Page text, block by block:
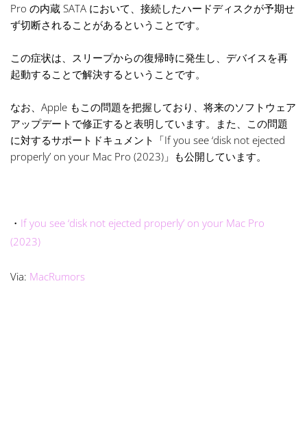
Pro の内蔵 SATA において、接続したハードディスクが予期せ
ず切断されることがあるということです。
この症状は、スリープからの復帰時に発生し、デバイスを再
起動することで解決するということです。
なお、Apple もこの問題を把握しており、将来のソフトウェア
アップデートで修正すると表明しています。また、この問題
に対するサポートドキュメント「If you see ‘disk not ejected
properly’ on your Mac Pro (2023)」も公開しています。
・ If you see ‘disk not ejected properly’ on your Mac Pro
(2023)
Via: MacRumors